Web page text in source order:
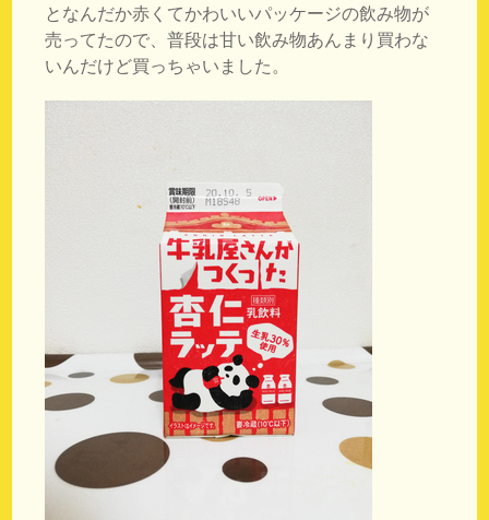
となんだか赤くてかわいいパッケージの飲み物が
売ってたので、普段は甘い飲み物あんまり買わな
いんだけど買っちゃいました。